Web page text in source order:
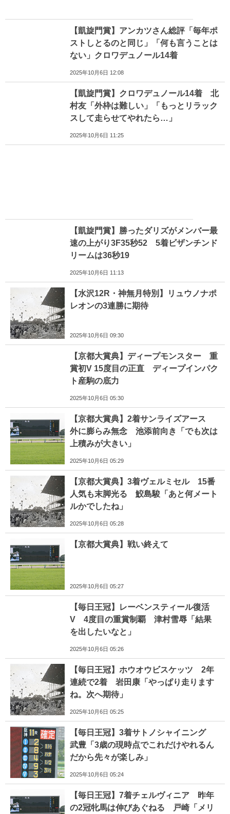
【凱旋門賞】アンカツさん総評「毎年ポ
ストしとるのと同じ」「何も言うことは
ない」クロワデュノール14着
2025年10月6日 12:08
【凱旋門賞】クロワデュノール14着 北
村友「外枠は難しい」「もっとリラック
スして走らせてやれたら…」
2025年10月6日 11:25
【凱旋門賞】勝ったダリズがメンバー最
速の上がり3F35秒52 5着ビザンチンド
リームは36秒19
2025年10月6日 11:13
【水沢12R・神無月特別】リュウノナポ
レオンの3連勝に期待
2025年10月6日 09:30
【京都大賞典】ディープモンスター 重
賞初V 15度目の正直 ディープインパク
ト産駒の底力
2025年10月6日 05:30
【京都大賞典】2着サンライズアース
外に膨らみ無念 池添前向き「でも次は
上積みが大きい」
2025年10月6日 05:29
【京都大賞典】3着ヴェルミセル 15番
人気も末脚光る 鮫島駿「あと何メート
ルかでしたね」
2025年10月6日 05:28
【京都大賞典】戦い終えて
2025年10月6日 05:27
【毎日王冠】レーベンスティール復活
V 4度目の重賞制覇 津村雪辱「結果
を出したいなと」
2025年10月6日 05:26
【毎日王冠】ホウオウビスケッツ 2年
連続で2着 岩田康「やっぱり走ります
ね。次へ期待」
2025年10月6日 05:25
【毎日王冠】3着サトノシャイニング
武豊「3歳の現時点でこれだけやれるん
だから先々が楽しみ」
2025年10月6日 05:24
【毎日王冠】7着チェルヴィニア 昨年
の2冠牝馬は伸びあぐねる 戸崎「メリ